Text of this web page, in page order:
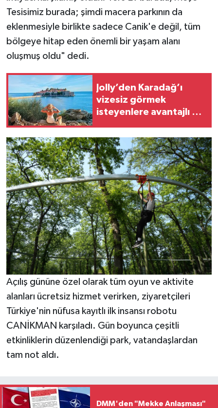
Tesisimiz burada; şimdi macera parkının da
eklenmesiyle birlikte sadece Canik'e değil, tüm
bölgeye hitap eden önemli bir yaşam alanı
oluşmuş oldu" dedi.
Jolly’den Karadağ’ı
vizesiz görmek
isteyenlere avantajlı tur
Açılış gününe özel olarak tüm oyun ve aktivite
alanları ücretsiz hizmet verirken, ziyaretçileri
Türkiye'nin nüfusa kayıtlı ilk insansı robotu
CANİKMAN karşıladı. Gün boyunca çeşitli
etkinliklerin düzenlendiği park, vatandaşlardan
tam not aldı.
DMM'den "Mekke Anlaşması"